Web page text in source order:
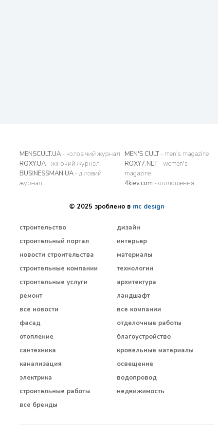
MENSCULT.UA - чоловічий журнал
ROXY.UA - жіночий журнал
BUSINESSMAN.UA - діловий
журнал
MEN'S CULT- men's magazine
ROXY7.NET- women's
magazine
4kiev.com - оголошення
© 2025 зроблено в mc design
строительство
строительный портал
новости строительства
строительные компании
строительные услуги
ремонт
все новости
дизайн
интерьер
материалы
технологии
архитектура
ландшафт
все компании
фасад
отопление
сантехника
канализация
электрика
строительные работы
все бренды
отделочные работы
благоустройство
кровельные материалы
освещение
водопровод
недвижимость